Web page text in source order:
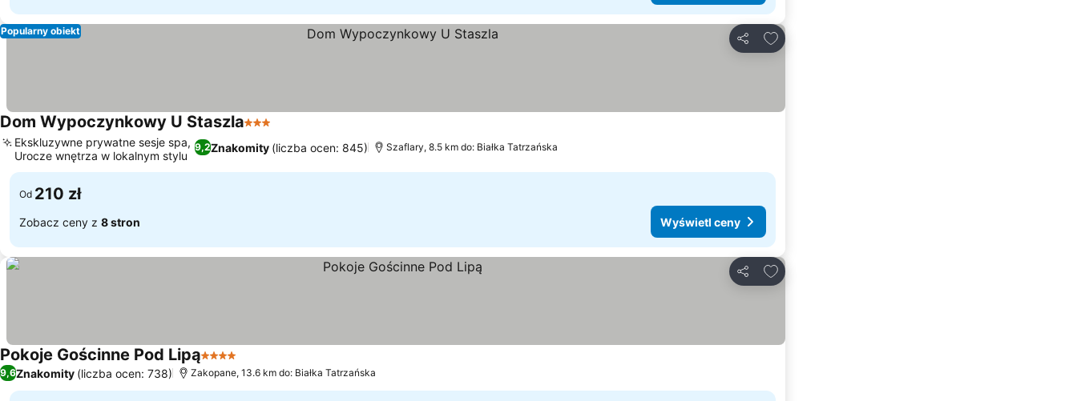
Udostępnij
Dodaj do ulubionych
Popularny obiekt
Dom Wypoczynkowy U Staszla3 Kategoria
9,2Znakomity (liczba ocen: 845)
Ekskluzywne prywatne sesje spa,
Urocze wnętrza w lokalnym stylu
Szaflary, 8.5 km do: Białka Tatrzańska
Od 210 zł
Zobacz ceny z 8 stron Wyświetl ceny
Udostępnij
Dodaj do ulubionych
Pokoje Gościnne Pod Lipą4 Kategoria
9,6Znakomity (liczba ocen: 738) Zakopane, 13.6 km do: Białka Tatrzańska